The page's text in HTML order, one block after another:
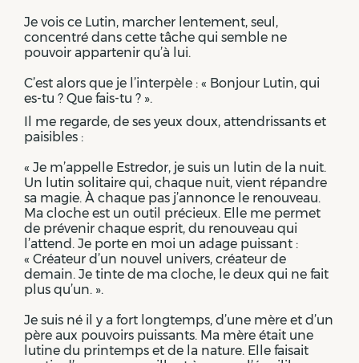
Je vois ce Lutin, marcher lentement, seul,
concentré dans cette tâche qui semble ne
pouvoir appartenir qu’à lui.
C’est alors que je l’interpèle : « Bonjour Lutin, qui
es-tu ? Que fais-tu ? ».
Il me regarde, de ses yeux doux, attendrissants et
paisibles :
« Je m’appelle Estredor, je suis un lutin de la nuit.
Un lutin solitaire qui, chaque nuit, vient répandre
sa magie. À chaque pas j’annonce le renouveau.
Ma cloche est un outil précieux. Elle me permet
de prévenir chaque esprit, du renouveau qui
l’attend. Je porte en moi un adage puissant :
« Créateur d’un nouvel univers, créateur de
demain. Je tinte de ma cloche, le deux qui ne fait
plus qu’un. ».
Je suis né il y a fort longtemps, d’une mère et d’un
père aux pouvoirs puissants. Ma mère était une
lutine du printemps et de la nature. Elle faisait